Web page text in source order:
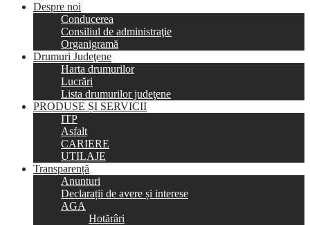
Despre noi
Conducerea
Consiliul de administraţie
Organigramă
Drumuri Judeţene
Harta drumurilor
Lucrări
Lista drumurilor judeţene
PRODUSE ȘI SERVICII
ITP
Asfalt
CARIERE
UTILAJE
Transparență
Anunturi
Declarații de avere și interese
AGA
Hotărâri